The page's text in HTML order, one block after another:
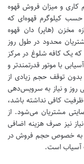
و میزان فروش قهوه
کیلوگرم قهوه‌ای که
مخزن (هاپر) دان قهوه
محدود در طول روز
که یک کافه شلوغ در مرکز
با موتور قدرتمندتر و
بدون توقف حجم زیادی از
روز و نیاز به سرویس‌دهی
کافی نداشته باشد،
مشتریان می‌شود. از
نیز صرف هزینه اضافی
و به خصوص حجم فروش در
آسیاب است.